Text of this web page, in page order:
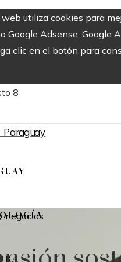
utiliza cookies para
Google Adsense, Google
clic en el botón para
8
negocios